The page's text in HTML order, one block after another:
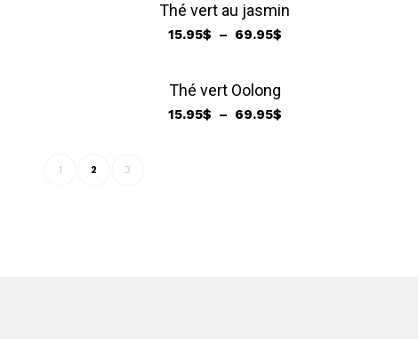
à
69.95$
Thé vert au jasmin
15.95$ – 69.95$Plage
à
Thé vert Oolong
15.95$ – 69.95$Plage
1 2 3